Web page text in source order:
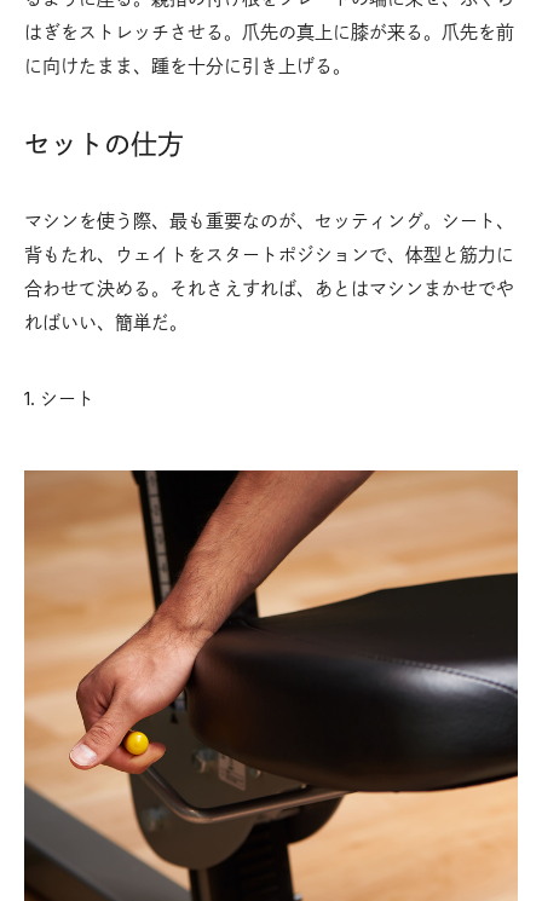
はぎをストレッチさせる。爪先の真上に膝が来る。爪先を前
に向けたまま、踵を十分に引き上げる。
セットの仕方
マシンを使う際、最も重要なのが、セッティング。シート、
背もたれ、ウェイトをスタートポジションで、体型と筋力に
合わせて決める。それさえすれば、あとはマシンまかせでや
ればいい、簡単だ。
1. シート